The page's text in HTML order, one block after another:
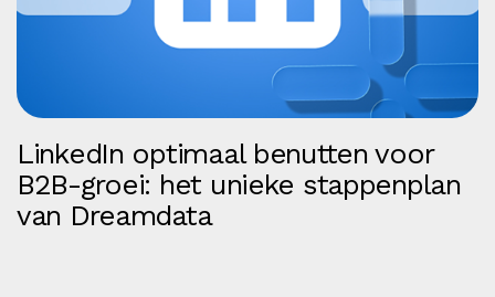
LinkedIn optimaal benutten voor
B2B-groei: het unieke stappenplan
van Dreamdata